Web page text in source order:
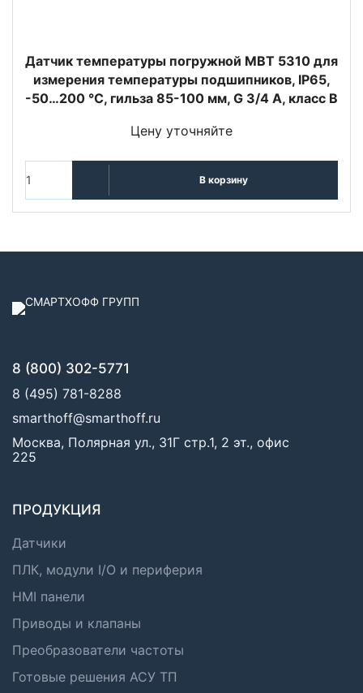
Датчик температуры погружной MBT 5310 для
измерения температуры подшипников, IP65,
-50…200 °C, гильза 85-100 мм, G 3/4 А, класс B
Цену уточняйте
В корзину
8 (800) 302-5771
8 (495) 781-8288
smarthoff@smarthoff.ru
Москва, Полярная ул., 31Г стр.1, 2 эт., офис
225
ПРОДУКЦИЯ
Датчики
ПЛК, модули I/O и периферия
HMI панели
Приводы и клапаны
Преобразователи частоты
Готовые решения АСУ ТП